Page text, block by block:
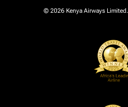
© 2026 Kenya Airways